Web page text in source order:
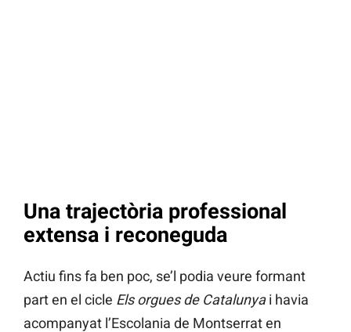
Una trajectòria professional
extensa i reconeguda
Actiu fins fa ben poc, se’l podia veure formant
part en el cicle Els orgues de Catalunyai havia
acompanyat l’Escolania de Montserrat en